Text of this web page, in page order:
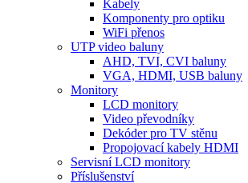
Kabely
Komponenty pro optiku
WiFi přenos
UTP video baluny
AHD, TVI, CVI baluny
VGA, HDMI, USB baluny
Monitory
LCD monitory
Video převodníky
Dekóder pro TV stěnu
Propojovací kabely HDMI
Servisní LCD monitory
Příslušenství